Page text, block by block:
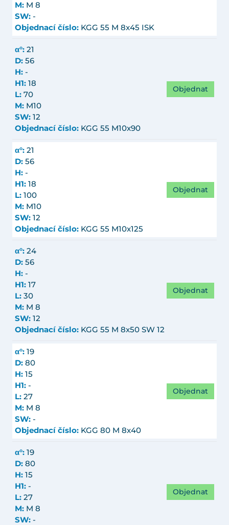
M: M 8
SW: -
Objednací číslo: KGG 55 M 8x45 ISK
α°: 21
D: 56
H: -
H1: 18
L: 70
M: M10
SW: 12
Objednací číslo: KGG 55 M10x90
Objednat
α°: 21
D: 56
H: -
H1: 18
L: 100
M: M10
SW: 12
Objednací číslo: KGG 55 M10x125
Objednat
α°: 24
D: 56
H: -
H1: 17
L: 30
M: M 8
SW: 12
Objednací číslo: KGG 55 M 8x50 SW 12
Objednat
α°: 19
D: 80
H: 15
H1: -
L: 27
M: M 8
SW: -
Objednací číslo: KGG 80 M 8x40
Objednat
α°: 19
D: 80
H: 15
H1: -
L: 27
M: M 8
SW: -
Objednat